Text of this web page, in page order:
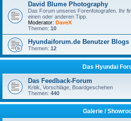
David Blume Photography
Das Forum unseres Forenfotografen. Ihr
einen oder anderen Tipp.
Moderator: DaveX
Themen: 10
Hyundaiforum.de Benutzer Blogs
Themen: 12
Das Hyundai
Das Feedback-Forum
Kritik, Vorschläge, Boardgeschehen
Themen: 440
Galerie /